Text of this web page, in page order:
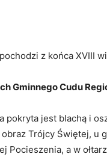
z końca XVIII
Gminnego Cudu
pokryta jest blachą i
Trójcy Świętej, u
Pocieszenia, a w